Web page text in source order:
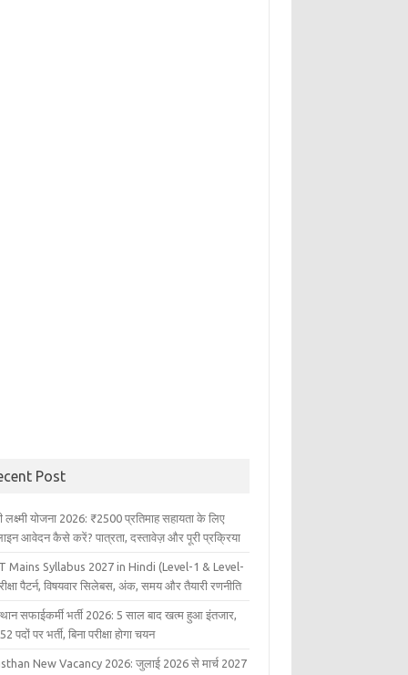
Post
लक्ष्मी योजना 2026: ₹2500 प्रतिमाह सहायता के लिए
आवेदन कैसे करें? पात्रता, दस्तावेज़ और पूरी प्रक्रिया
Mains Syllabus 2027 in Hindi (Level-1 & Level-
पैटर्न, विषयवार सिलेबस, अंक, समय और तैयारी रणनीति
सफाईकर्मी भर्ती 2026: 5 साल बाद खत्म हुआ इंतजार,
पदों पर भर्ती, बिना परीक्षा होगा चयन
New Vacancy 2026: जुलाई 2026 से मार्च 2027